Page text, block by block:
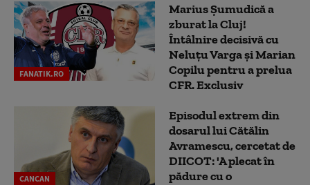
FANATIK.RO
Marius Şumudică a
zburat la Cluj!
Întâlnire decisivă cu
Neluţu Varga şi Marian
Copilu pentru a prelua
CFR. Exclusiv
CANCAN
Episodul extrem din
dosarul lui Cătălin
Avramescu, cercetat de
DIICOT: 'A plecat în
pădure cu o